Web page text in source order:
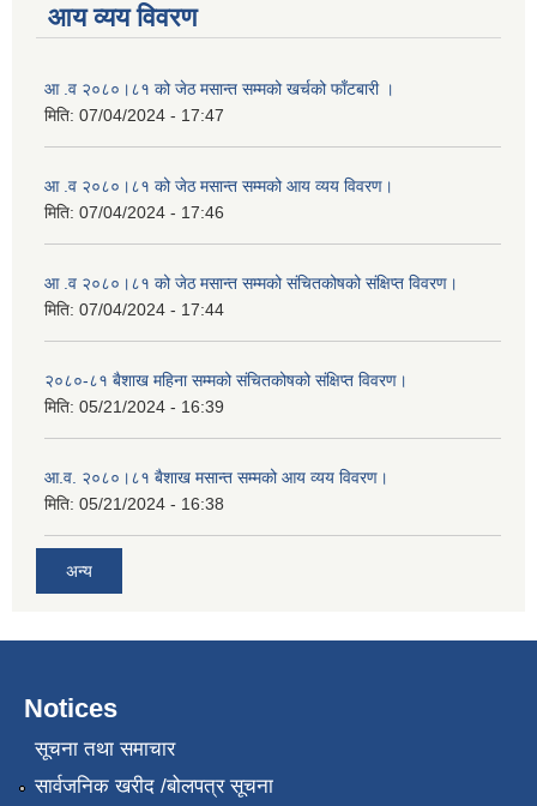
आय व्यय विवरण
आ .व २०८०।८१ को जेठ मसान्त सम्मको खर्चको फाँटबारी ।
मिति: 07/04/2024 - 17:47
आ .व २०८०।८१ को जेठ मसान्त सम्मको आय व्यय विवरण।
मिति: 07/04/2024 - 17:46
आ .व २०८०।८१ को जेठ मसान्त सम्मको संचितकोषको संक्षिप्त विवरण।
मिति: 07/04/2024 - 17:44
२०८०-८१ बैशाख महिना सम्मको संचितकोषको संक्षिप्त विवरण।
मिति: 05/21/2024 - 16:39
आ.व. २०८०।८१ बैशाख मसान्त सम्मको आय व्यय विवरण।
मिति: 05/21/2024 - 16:38
अन्य
Notices
सूचना तथा समाचार
सार्वजनिक खरीद /बोलपत्र सूचना